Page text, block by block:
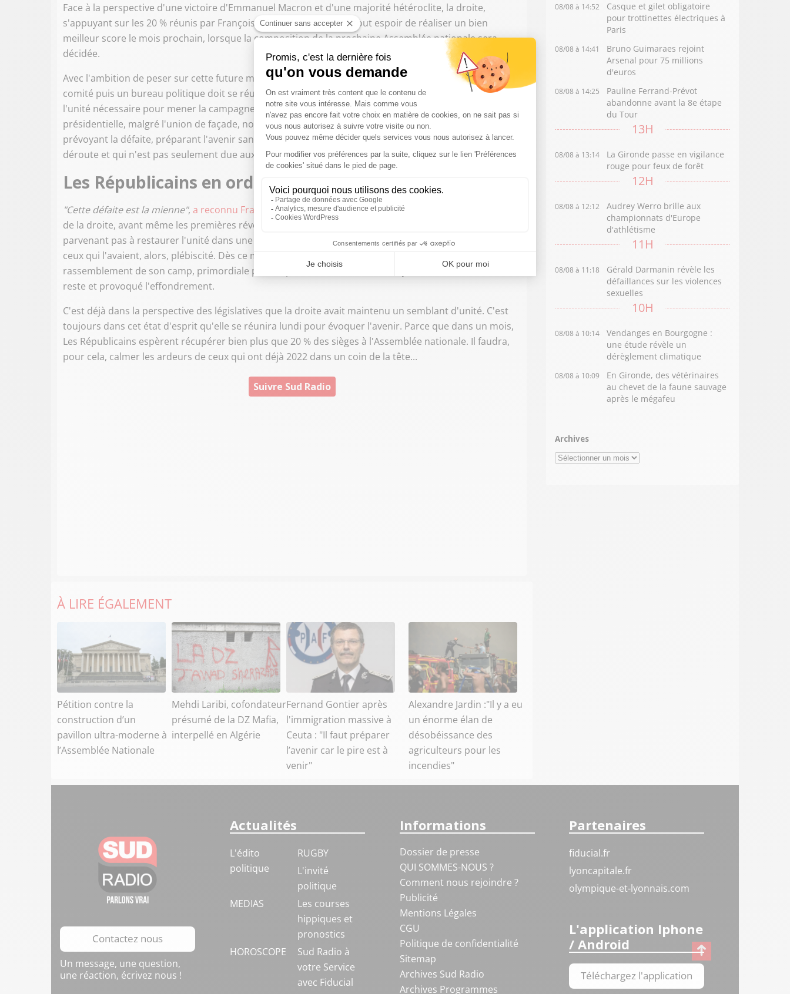
Face à la perspective d'une victoire d'Emmanuel Macron et d'une majorité hétéroclite, la droite,
s'appuyant sur les 20 % réunis par François Fillon, n'a pas évacué tout espoir de réaliser un bien
meilleur score le mois prochain, lorsque la composition de la prochaine Assemblée nationale sera
décidée.
Avec l'ambition de peser sur cette future majorité, voire d'en dessiner les contours. Dès lundi, un
comité puis un bureau politique doit se réunir au siège du parti. Toute la question est de savoir si
l'unité nécessaire pour mener la campagne des législatives pourra être maintenue. Car lors de cette
présidentielle, malgré l'union de façade, nombreux, en coulisses, tiraient sur l'ambulance Fillon,
prévoyant la défaite, préparant l'avenir sans lui, misant sur son échec. Une situation qui a amené à la
déroute et qui n'est pas seulement due aux affaires.
Les Républicains en ordre rassemblé aux législatives ?
"Cette défaite est la mienne", a reconnu François Fillon ce dimanche. Dès le lendemain de la primaire
de la droite, avant même les premières révélations du
parvenant pas à restaurer l'unité dans une famille politique tiraillée entre juppéistes, sarkozystes et
ceux qui l'avaient, alors, plébiscité. Dès ce moment-là, François Fillon avait perdu la bataille du
rassemblement de son camp, primordiale pour espérer rassembler les Français. Les affaires ont fait le
reste et provoqué l'effondrement.
C'est déjà dans la perspective des législatives que la droite avait maintenu un semblant d'unité. C'est
toujours dans cet état d'esprit qu'elle se réunira lundi pour évoquer l'avenir. Parce que dans un mois,
Les Républicains espèrent récupérer bien plus que 20 % des sièges à l'Assemblée nationale. Il faudra,
pour cela, calmer les ardeurs de ceux qui ont déjà 2022 dans un coin de la tête...
Suivre Sud Radio
À LIRE ÉGALEMENT
Pétition contre la
construction d’un
pavillon ultra-moderne à
l’Assemblée Nationale
Mehdi Laribi, cofondateur
présumé de la DZ Mafia,
interpellé en Algérie
Fernand Gontier après
l'immigration massive à
Ceuta : "Il faut préparer
l’avenir car le pire est à
venir"
Alexandre Jardin :"Il y a eu
un énorme élan de
désobéissance des
agriculteurs pour les
incendies"
08/08 à 14:52
Casque et gilet obligatoire
pour trottinettes électriques à
Paris
08/08 à 14:41
Bruno Guimaraes rejoint
Arsenal pour 75 millions
d'euros
08/08 à 14:25
Pauline Ferrand-Prévot
abandonne avant la 8e étape
du Tour
13H
08/08 à 13:14
La Gironde passe en vigilance
rouge pour feux de forêt
12H
08/08 à 12:12
Audrey Werro brille aux
championnats d'Europe
d'athlétisme
11H
08/08 à 11:18
Gérald Darmanin révèle les
défaillances sur les violences
sexuelles
10H
08/08 à 10:14
Vendanges en Bourgogne :
une étude révèle un
dérèglement climatique
08/08 à 10:09
En Gironde, des vétérinaires
au chevet de la faune sauvage
après le mégafeu
Archives
Archives
Contactez nous
Un message, une question,
une réaction, écrivez nous !
Actualités
L'édito
politique
RUGBY
L'invité
politique
MEDIAS
Les courses
hippiques et
pronostics
HOROSCOPE
Sud Radio à
votre Service
avec Fiducial
Informations
Dossier de presse
QUI SOMMES-NOUS ?
Comment nous rejoindre ?
Publicité
Mentions Légales
CGU
Politique de confidentialité
Sitemap
Archives Sud Radio
Archives Programmes
Partenaires
fiducial.fr
lyoncapitale.fr
olympique-et-lyonnais.com
L'application Iphone
/ Android
Téléchargez l'application